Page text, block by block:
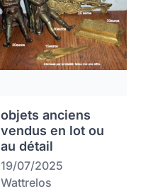
objets anciens
vendus en lot ou
au détail
19/07/2025
Wattrelos